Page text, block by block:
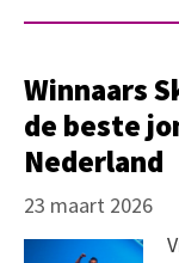
Winnaars
de beste
Nederland
23 maart 2026